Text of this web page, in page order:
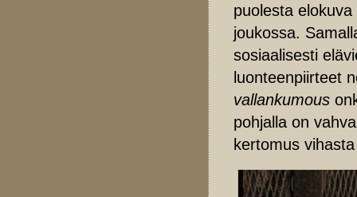
puolesta
joukossa.
sosiaalisesti
luonteenpiirteet
vallankumous
pohjalla on
kertomus